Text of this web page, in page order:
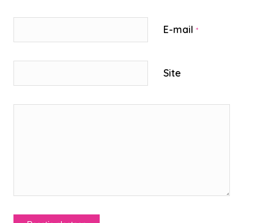
E-mail*
Site